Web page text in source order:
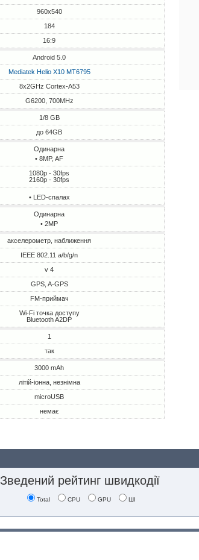
960x540
184
16:9
Android 5.0
Mediatek Helio X10 MT6795
8x2GHz Cortex-A53
G6200, 700MHz
1/8 GB
до 64GB
Одинарна
• 8MP, AF
1080p - 30fps
2160p - 30fps
• LED-спалах
Одинарна
• 2MP
акселерометр, наближення
IEEE 802.11 a/b/g/n
v 4
GPS, A-GPS
FM-приймач
Wi-Fi точка доступу
Bluetooth A2DP
1
так
3000 mAh
літій-іонна, незнімна
microUSB
немає
Зведений рейтинг швидкодії
Total CPU GPU ШІ